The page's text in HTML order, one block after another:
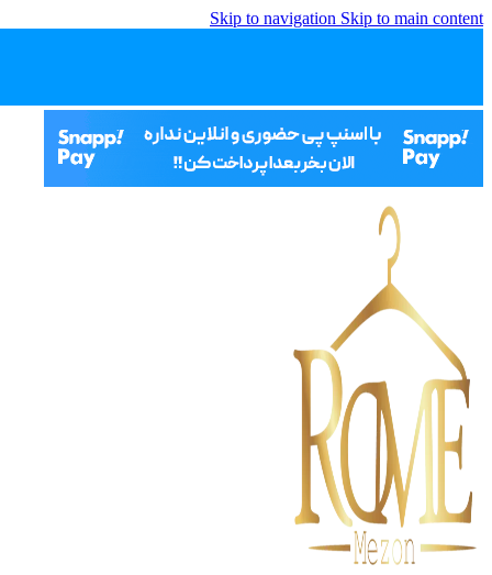
Skip to navigation Skip to main content